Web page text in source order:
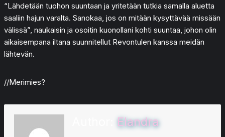
“Lähdetään tuohon suuntaan ja yritetään tutkia samalla aluetta
saaliin hajun varalta. Sanokaa, jos on mitään kysyttävää missään
välissä”, naukaisin ja osoitin kuonollani kohti suuntaa, johon olin
aikaisempana iltana suunnitellut Revontulen kanssa meidän
lähtevän.
//Merimies?
Elandra